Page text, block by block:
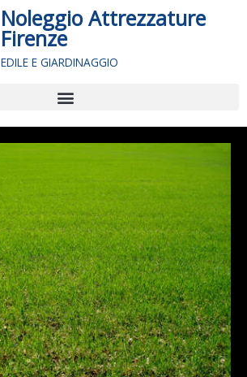
Noleggio Attrezzature
Firenze
EDILE E GIARDINAGGIO
Menu